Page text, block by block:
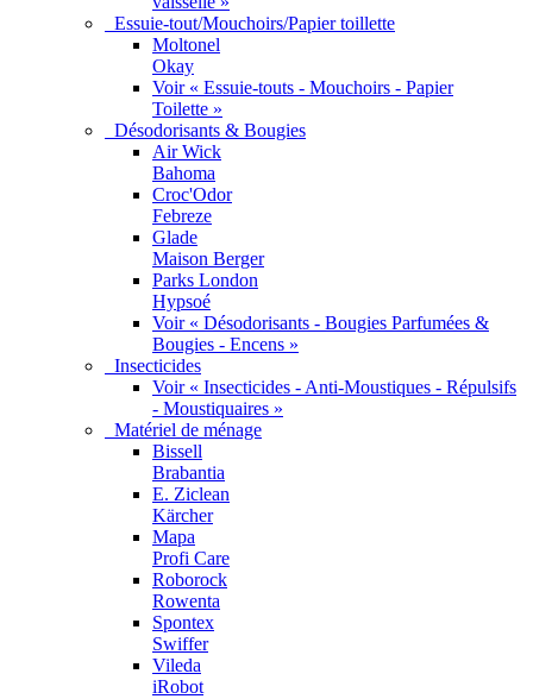
Essuie-tout/Mouchoirs/Papier toillette
Moltonel
Okay
Voir « Essuie-touts - Mouchoirs - Papier
Toilette »
Désodorisants & Bougies
Air Wick
Bahoma
Croc'Odor
Febreze
Glade
Maison Berger
Parks London
Hypsoé
Voir « Désodorisants - Bougies Parfumées &
Bougies - Encens »
Insecticides
Voir « Insecticides - Anti-Moustiques - Répulsifs
- Moustiquaires »
Matériel de ménage
Bissell
Brabantia
E. Ziclean
Kärcher
Mapa
Profi Care
Roborock
Rowenta
Spontex
Swiffer
Vileda
iRobot